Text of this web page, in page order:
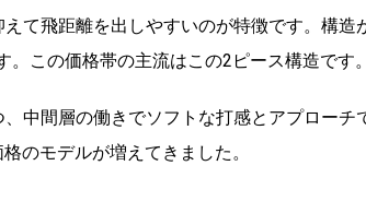
て飛距離を出しやすいのが特徴です。構造
。この価格帯の主流はこの2ピース構造です
中間層の働きでソフトな打感とアプローチ
のモデルが増えてきました。